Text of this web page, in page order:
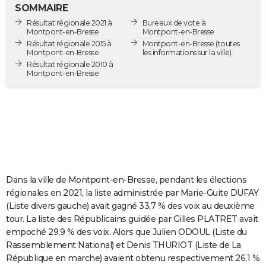
Destinations
City break
Voyage nature
Voyage de noces
Forum
Climat
GUIDES D'ACHAT
BONS PLANS
S'inscrire
Se connecter
Lycées
Collèges
Primaires
Universités
Entreprises
Service militaire
Avis de recherche
AVIS DE DÉCÈS
FORUM
Bricolage
Culture
Television
SOMMAIRE
Résultat régionale 2021 à
Montpont-en-Bresse
Résultat régionale 2015 à
Montpont-en-Bresse
Résultat régionale 2010 à
Montpont-en-Bresse
Bureaux de vote à
Montpont-en-Bresse
Montpont-en-Bresse (toutes
les informations sur la ville)
Dans la ville de Montpont-en-Bresse, pendant les élections
régionales en 2021, la liste administrée par Marie-Guite DUFAY
(Liste divers gauche) avait gagné 33,7 % des voix au deuxième
tour. La liste des Républicains guidée par Gilles PLATRET avait
empoché 29,9 % des voix. Alors que Julien ODOUL (Liste du
Rassemblement National) et Denis THURIOT (Liste de La
République en marche) avaient obtenu respectivement 26,1 %